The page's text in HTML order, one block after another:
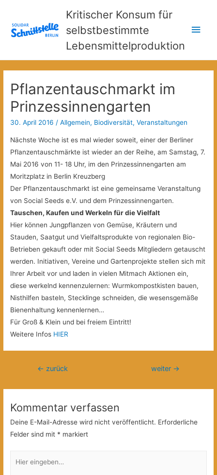
Kritischer Konsum für
selbstbestimmte
Lebensmittelproduktion
Pflanzentauschmarkt im
Prinzessinnengarten
30. April 2016 /Allgemein, Biodiversität,Veranstaltungen
Nächste Woche ist es mal wieder soweit, einer der Berliner
Pflanzentauschmärkte ist wieder an der Reihe, am Samstag, 7.
Mai 2016 von 11- 18 Uhr, im den Prinzessinnengarten am
Moritzplatz in Berlin Kreuzberg
Der Pflanzentauschmarkt ist eine gemeinsame Veranstaltung
von Social Seeds e.V. und dem Prinzessinnengarten.
Tauschen, Kaufen und Werkeln für die Vielfalt
Hier können Jungpflanzen von Gemüse, Kräutern und
Stauden, Saatgut und Vielfaltsprodukte von regionalen Bio-
Betrieben gekauft oder mit Social Seeds Mitgliedern getauscht
werden. Initiativen, Vereine und Gartenprojekte stellen sich mit
Ihrer Arbeit vor und laden in vielen Mitmach Aktionen ein,
diese werkelnd kennenzulernen: Wurmkompostkisten bauen,
Nisthilfen basteln, Stecklinge schneiden, die wesensgemäße
Bienenhaltung kennenlernen…
Für Groß & Klein und bei freiem Eintritt!
Weitere Infos HIER
Beitragsnavigation
← zurück weiter →
Kommentar verfassen
Deine E-Mail-Adresse wird nicht veröffentlicht. Erforderliche
Felder sind mit * markiert
eingeben…